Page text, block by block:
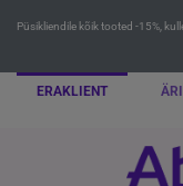
Püsikliendile kõik tooted -15%,
ERAKLIENT